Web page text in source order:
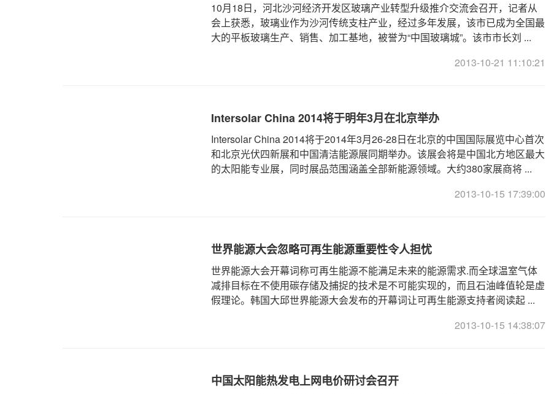
10月18日，河北沙河经济开发区玻璃产业转型升级推介交流会召开，记者从
会上获悉，玻璃业作为沙河传统支柱产业，经过多年发展，该市已成为全国最
大的平板玻璃生产、销售、加工基地，被誉为“中国玻璃城”。该市市长刘 ...
2013-10-21 11:10:21
Intersolar China 2014将于明年3月在北京举办
Intersolar China 2014将于2014年3月26-28日在北京的中国国际展览中心首次
和北京光伏四新展和中国清洁能源展同期举办。该展会将是中国北方地区最大
的太阳能专业展，同时展品范围涵盖全部新能源领域。大约380家展商将 ...
2013-10-15 17:39:00
世界能源大会忽略可再生能源重要性令人担忧
世界能源大会开幕词称可再生能源不能满足未来的能源需求.而全球温室气体
减排目标在不使用碳存储及捕捉的技术是不可能实现的，而且石油峰值轮是虚
假理论。韩国大邱世界能源大会发布的开幕词让可再生能源支持者阅读起 ...
2013-10-15 14:38:07
中国太阳能热发电上网电价研讨会召开